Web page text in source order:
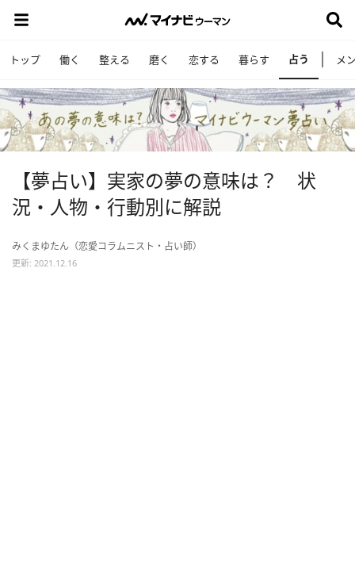
トップ 働く 整える 磨く 恋する 暮らす 占う メ
【夢占い】実家の夢の意味は？ 状
況・人物・行動別に解説
みくまゆたん（恋愛コラムニスト・占い師）
更新: 2021.12.16